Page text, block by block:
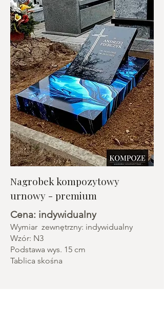
Nagrobek kompozytowy
urnowy - premium
Cena: indywidualny
Wymiar zewnętrzny: indywidualny
Wzór: N3
Podstawa wys. 15 cm
Tablica skośna